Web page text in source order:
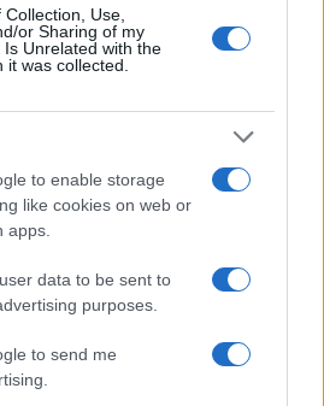
Use,
or Sharing of my
Unrelated with the
was collected.
to enable storage
like cookies on web or
apps.
data to be sent to
purposes.
to send me